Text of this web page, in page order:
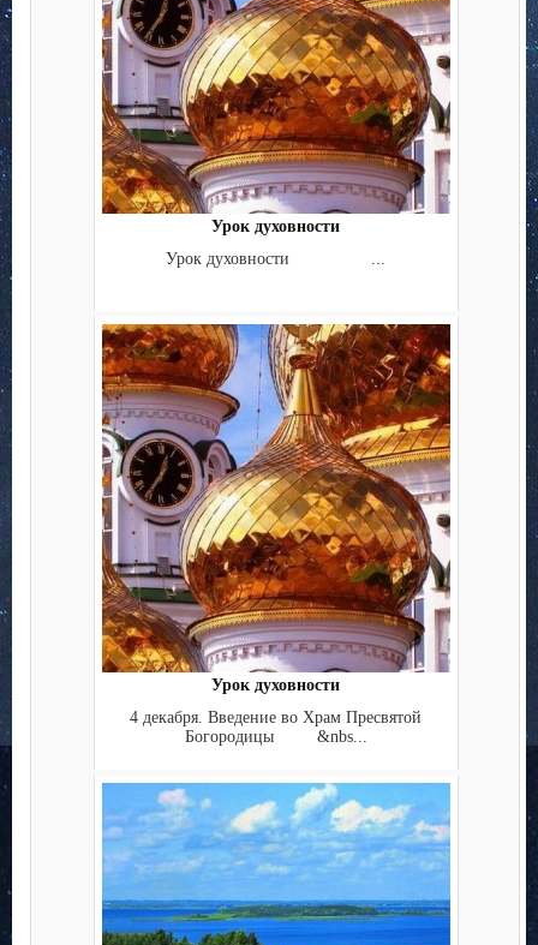
Урок духовности
Урок духовности ...
Урок духовности
4 декабря. Введение во Храм Пресвятой
Богородицы &nbs...